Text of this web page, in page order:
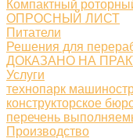
Компактный
ОПРОСНЫЙ ЛИСТ
Питатели
Решения для
ДОКАЗАНО НА
Услуги
технопарк
конструкторское
перечень
Производство